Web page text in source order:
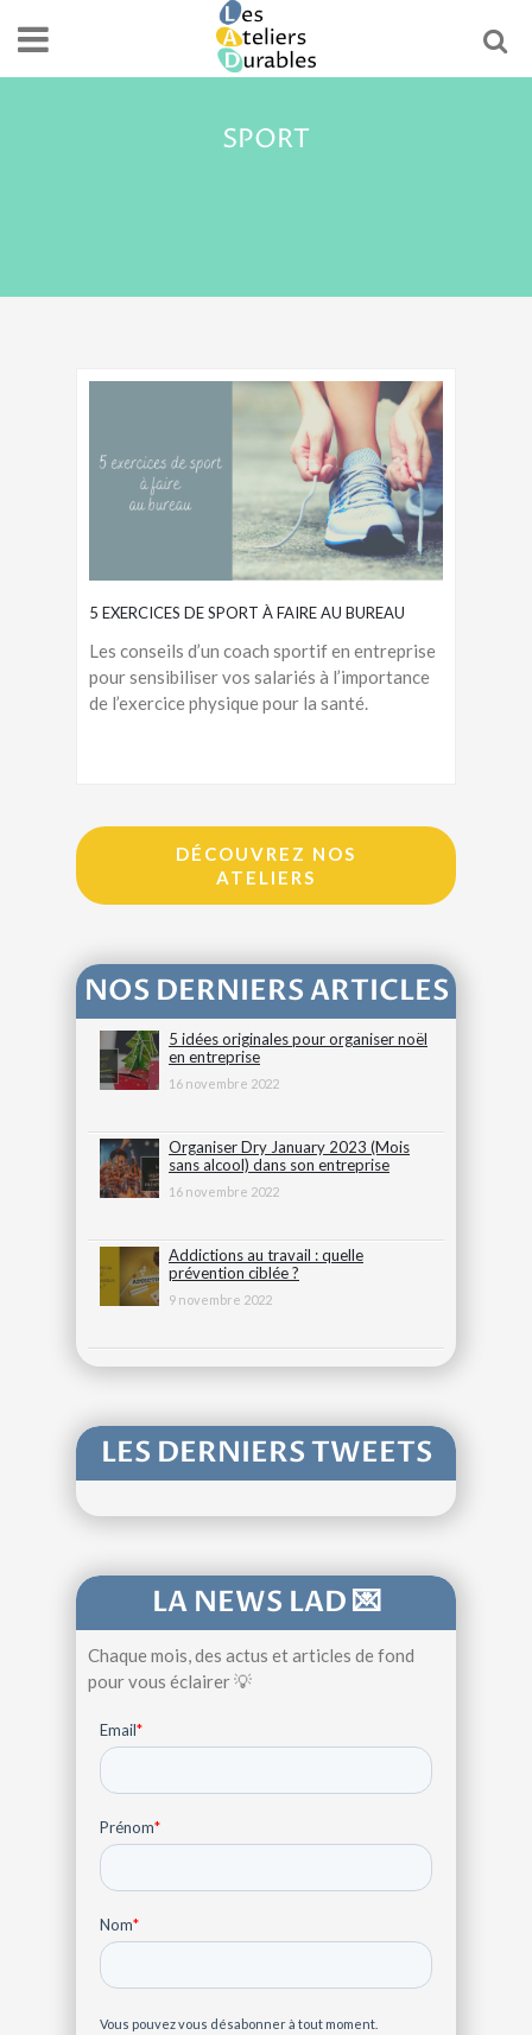
SPORT
5 EXERCICES DE SPORT À FAIRE AU BUREAU
Les conseils d’un coach sportif en entreprise
pour sensibiliser vos salariés à l’importance
de l’exercice physique pour la santé.
DÉCOUVREZ NOS
ATELIERS
NOS DERNIERS ARTICLES
5 idées originales pour organiser noël
en entreprise
16 novembre 2022
Organiser Dry January 2023 (Mois
sans alcool) dans son entreprise
16 novembre 2022
Addictions au travail : quelle
prévention ciblée ?
9 novembre 2022
LES DERNIERS TWEETS
LA NEWS LAD 💌
Chaque mois, des actus et articles de fond
pour vous éclairer 💡